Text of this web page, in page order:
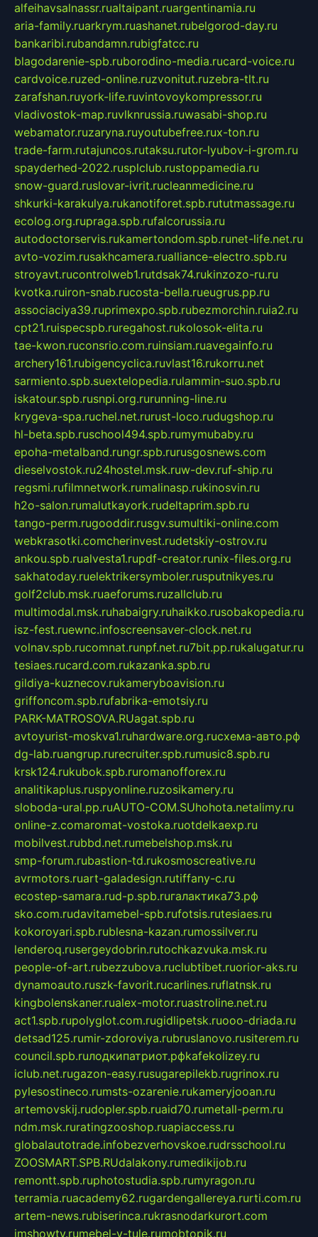
alfeihavsalnassr.rualtaipant.ruargentinamia.ru
aria-family.ruarkrym.ruashanet.rubelgorod-day.ru
bankaribi.rubandamn.rubigfatcc.ru
blagodarenie-spb.ruborodino-media.rucard-voice.ru
cardvoice.ruzed-online.ruzvonitut.ruzebra-tlt.ru
zarafshan.ruyork-life.ruvintovoykompressor.ru
vladivostok-map.ruvlknrussia.ruwasabi-shop.ru
webamator.ruzaryna.ruyoutubefree.rux-ton.ru
trade-farm.rutajuncos.rutaksu.rutor-lyubov-i-grom.ru
spayderhed-2022.rusplclub.rustoppamedia.ru
snow-guard.ruslovar-ivrit.rucleanmedicine.ru
shkurki-karakulya.rukanotiforet.spb.rututmassage.ru
ecolog.org.rupraga.spb.rufalcorussia.ru
autodoctorservis.rukamertondom.spb.runet-life.net.ru
avto-vozim.rusakhcamera.rualliance-electro.spb.ru
stroyavt.rucontrolweb1.rutdsak74.rukinzozo-ru.ru
kvotka.ruiron-snab.rucosta-bella.rueugrus.pp.ru
associaciya39.ruprimexpo.spb.rubezmorchin.ruia2.ru
cpt21.ruispecspb.ruregahost.rukolosok-elita.ru
tae-kwon.ruconsrio.com.ruinsiam.ruavegainfo.ru
archery161.rubigencyclica.ruvlast16.rukorru.net
sarmiento.spb.suextelopedia.rulammin-suo.spb.ru
iskatour.spb.rusnpi.org.rurunning-line.ru
krygeva-spa.ruchel.net.rurust-loco.rudugshop.ru
hl-beta.spb.ruschool494.spb.rumymubaby.ru
epoha-metalband.rungr.spb.rurusgosnews.com
dieselvostok.ru24hostel.msk.ruw-dev.ruf-ship.ru
regsmi.rufilmnetwork.rumalinasp.rukinosvin.ru
h2o-salon.rumalutkayork.rudeltaprim.spb.ru
tango-perm.rugooddir.rusgv.sumultiki-online.com
webkrasotki.comcherinvest.rudetskiy-ostrov.ru
ankou.spb.rualvesta1.rupdf-creator.runix-files.org.ru
sakhatoday.ruelektrikersymboler.rusputnikyes.ru
golf2club.msk.ruaeforums.ruzallclub.ru
multimodal.msk.ruhabaigry.ruhaikko.rusobakopedia.ru
isz-fest.ruewnc.infoscreensaver-clock.net.ru
volnav.spb.rucomnat.runpf.net.ru7bit.pp.rukalugatur.ru
tesiaes.rucard.com.rukazanka.spb.ru
gildiya-kuznecov.rukameryboavision.ru
griffoncom.spb.rufabrika-emotsiy.ru
PARK-MATROSOVA.RUagat.spb.ru
avtoyurist-moskva1.ruhardware.org.ruсхема-авто.рф
dg-lab.ruangrup.rurecruiter.spb.rumusic8.spb.ru
krsk124.rukubok.spb.ruromanofforex.ru
analitikaplus.ruspyonline.ruzosikamery.ru
sloboda-ural.pp.ruAUTO-COM.SUhohota.netalimy.ru
online-z.comaromat-vostoka.ruotdelkaexp.ru
mobilvest.rubbd.net.rumebelshop.msk.ru
smp-forum.rubastion-td.rukosmoscreative.ru
avrmotors.ruart-galadesign.rutiffany-c.ru
ecostep-samara.rud-p.spb.ruгалактика73.рф
sko.com.rudavitamebel-spb.rufotsis.rutesiaes.ru
kokoroyari.spb.rublesna-kazan.rumossilver.ru
lenderoq.rusergeydobrin.rutochkazvuka.msk.ru
people-of-art.rubezzubova.ruclubtibet.ruorior-aks.ru
dynamoauto.ruszk-favorit.rucarlines.ruflatnsk.ru
kingbolenskaner.rualex-motor.ruastroline.net.ru
act1.spb.rupolyglot.com.rugidlipetsk.ruooo-driada.ru
detsad125.rumir-zdoroviya.rubruslanovo.rusiterem.ru
council.spb.ruлодкипатриот.рфkafekolizey.ru
iclub.net.rugazon-easy.rusugarepilekb.rugrinox.ru
pylesostineco.rumsts-ozarenie.rukameryjooan.ru
artemovskij.rudopler.spb.ruaid70.rumetall-perm.ru
ndm.msk.ruratingzooshop.ruapiaccess.ru
globalautotrade.infobezverhovskoe.rudrsschool.ru
ZOOSMART.SPB.RUdalakony.rumedikijob.ru
remontt.spb.ruphotostudia.spb.rumyragon.ru
terramia.ruacademy62.rugardengallereya.rurti.com.ru
artem-news.rubiserinca.rukrasnodarkurort.com
imshowtv.rumebel-v-tule.rumobtopik.ru